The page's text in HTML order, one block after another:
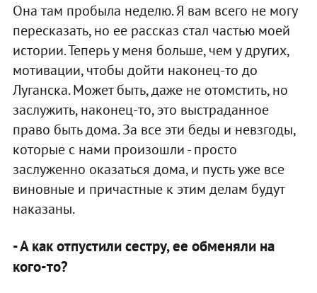
Она там пробыла неделю. Я вам всего не могу
пересказать, но ее рассказ стал частью моей
истории. Теперь у меня больше, чем у других,
мотивации, чтобы дойти наконец-то до
Луганска. Может быть, даже не отомстить, но
заслужить, наконец-то, это выстраданное
право быть дома. За все эти беды и невзгоды,
которые с нами произошли - просто
заслуженно оказаться дома, и пусть уже все
виновные и причастные к этим делам будут
наказаны.
- А как отпустили сестру, ее обменяли на
кого-то?